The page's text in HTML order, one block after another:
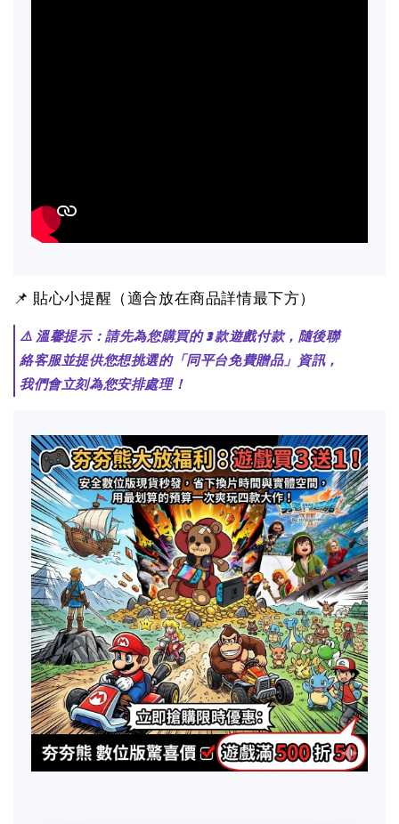
📌 貼心小提醒（適合放在商品詳情最下方）
⚠️ 溫馨提示：請先為您購買的 3 款遊戲付款，隨後聯
絡客服並提供您想挑選的「同平台免費贈品」資訊，
我們會立刻為您安排處理！